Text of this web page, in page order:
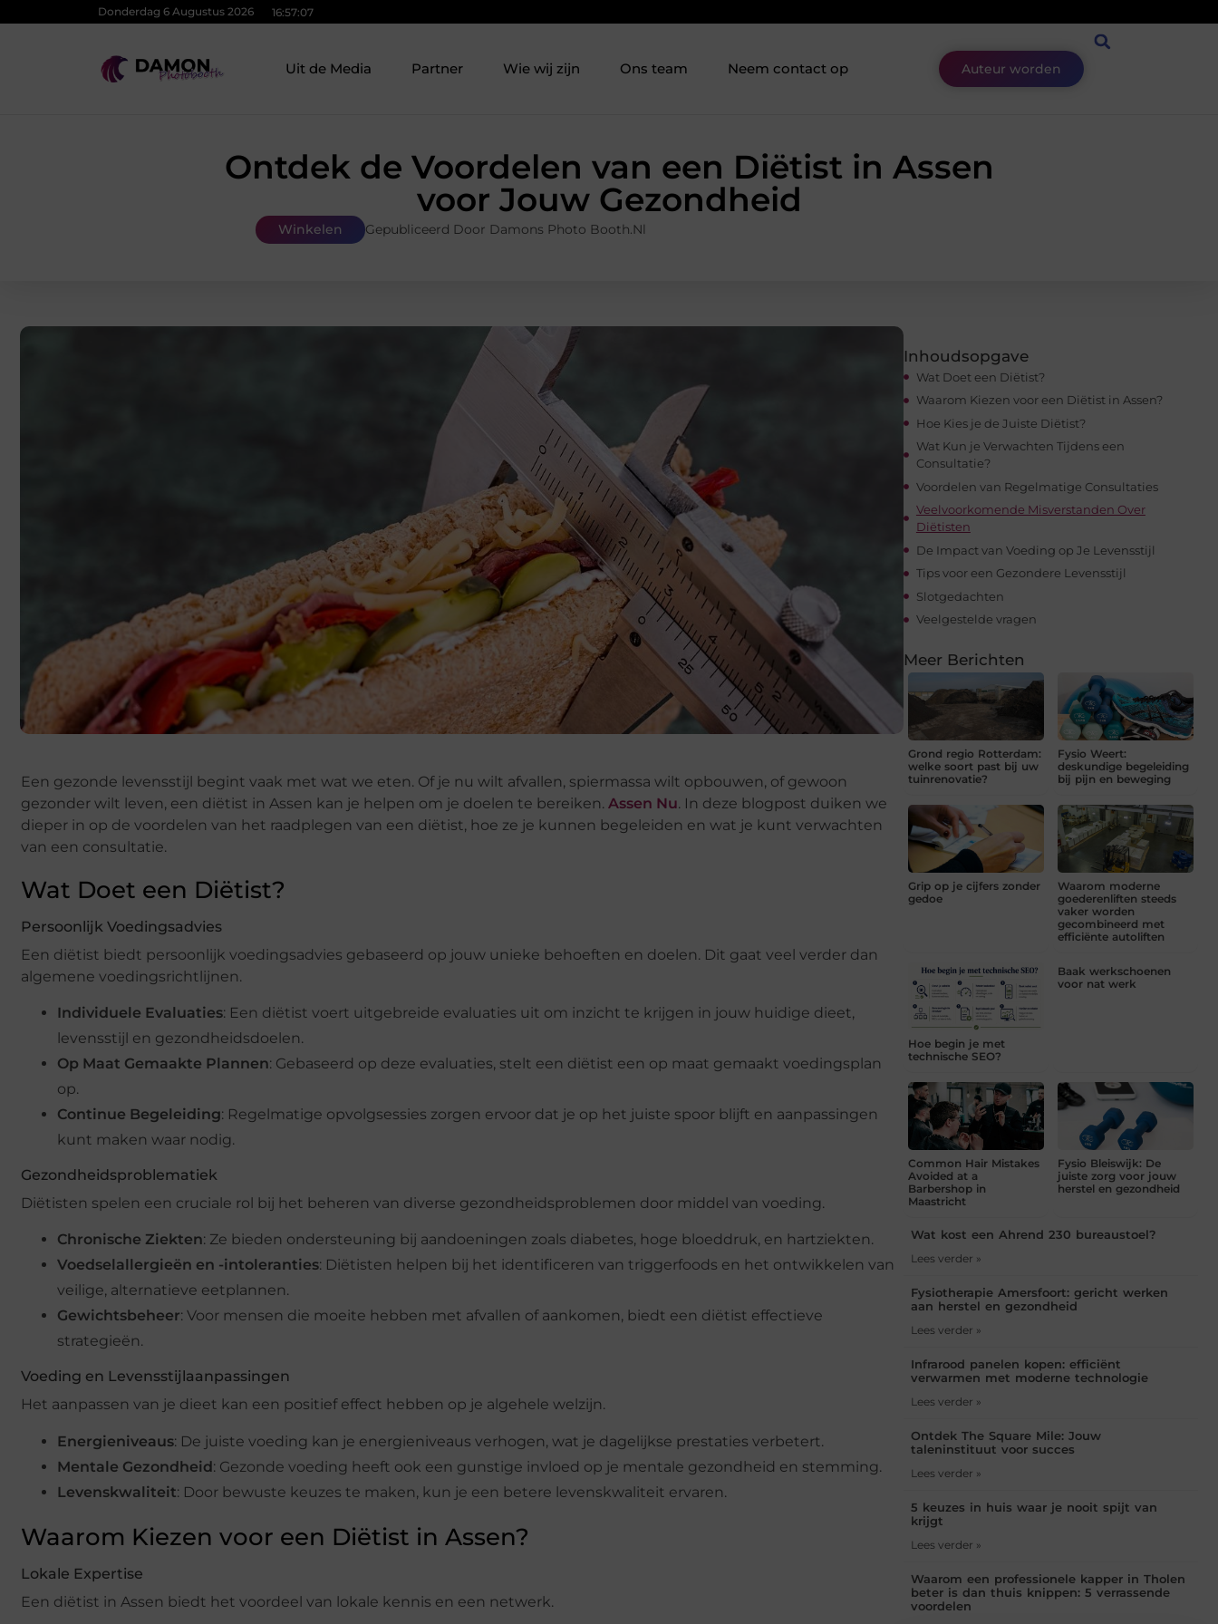
Donderdag 6 Augustus 2026 16:57:08
Uit de Media Partner Wie wij zijn Ons team Neem contact op Auteur worden
Ontdek de Voordelen van een Diëtist in Assen
voor Jouw Gezondheid
Winkelen Gepubliceerd Door Damons Photo Booth.nl
Een gezonde levensstijl begint vaak met wat we eten. Of je nu wilt afvallen, spiermassa wilt opbouwen, of gewoon
gezonder wilt leven, een diëtist in Assen kan je helpen om je doelen te bereiken. Assen Nu. In deze blogpost duiken we
dieper in op de voordelen van het raadplegen van een diëtist, hoe ze je kunnen begeleiden en wat je kunt verwachten
van een consultatie.
Wat Doet een Diëtist?
Persoonlijk Voedingsadvies
Een diëtist biedt persoonlijk voedingsadvies gebaseerd op jouw unieke behoeften en doelen. Dit gaat veel verder dan
algemene voedingsrichtlijnen.
Individuele Evaluaties: Een diëtist voert uitgebreide evaluaties uit om inzicht te krijgen in jouw huidige dieet,
levensstijl en gezondheidsdoelen.
Op Maat Gemaakte Plannen: Gebaseerd op deze evaluaties, stelt een diëtist een op maat gemaakt voedingsplan
op.
Continue Begeleiding: Regelmatige opvolgsessies zorgen ervoor dat je op het juiste spoor blijft en aanpassingen
kunt maken waar nodig.
Gezondheidsproblematiek
Diëtisten spelen een cruciale rol bij het beheren van diverse gezondheidsproblemen door middel van voeding.
Chronische Ziekten: Ze bieden ondersteuning bij aandoeningen zoals diabetes, hoge bloeddruk, en hartziekten.
Voedselallergieën en -intoleranties: Diëtisten helpen bij het identificeren van triggerfoods en het ontwikkelen van
veilige, alternatieve eetplannen.
Gewichtsbeheer: Voor mensen die moeite hebben met afvallen of aankomen, biedt een diëtist effectieve
strategieën.
Voeding en Levensstijlaanpassingen
Het aanpassen van je dieet kan een positief effect hebben op je algehele welzijn.
Energieniveaus: De juiste voeding kan je energieniveaus verhogen, wat je dagelijkse prestaties verbetert.
Mentale Gezondheid: Gezonde voeding heeft ook een gunstige invloed op je mentale gezondheid en stemming.
Levenskwaliteit: Door bewuste keuzes te maken, kun je een betere levenskwaliteit ervaren.
Waarom Kiezen voor een Diëtist in Assen?
Lokale Expertise
Een diëtist in Assen biedt het voordeel van lokale kennis en een netwerk.
Inhoudsopgave
Wat Doet een Diëtist?
Waarom Kiezen voor een Diëtist in Assen?
Hoe Kies je de Juiste Diëtist?
Wat Kun je Verwachten Tijdens een
Consultatie?
Voordelen van Regelmatige Consultaties
Veelvoorkomende Misverstanden Over
Diëtisten
De Impact van Voeding op Je Levensstijl
Tips voor een Gezondere Levensstijl
Slotgedachten
Veelgestelde vragen
Meer Berichten
Grond regio Rotterdam:
welke soort past bij uw
tuinrenovatie?
Fysio Weert:
deskundige begeleiding
bij pijn en beweging
Grip op je cijfers zonder
gedoe
Waarom moderne
goederenliften steeds
vaker worden
gecombineerd met
efficiënte autoliften
Hoe begin je met
technische SEO?
Baak werkschoenen
voor nat werk
Common Hair Mistakes
Avoided at a
Barbershop in
Maastricht
Fysio Bleiswijk: De
juiste zorg voor jouw
herstel en gezondheid
Wat kost een Ahrend 230 bureaustoel?
Lees verder »
Fysiotherapie Amersfoort: gericht werken
aan herstel en gezondheid
Lees verder »
Infrarood panelen kopen: efficiënt
verwarmen met moderne technologie
Lees verder »
Ontdek The Square Mile: Jouw
taleninstituut voor succes
Lees verder »
5 keuzes in huis waar je nooit spijt van
krijgt
Lees verder »
Waarom een professionele kapper in Tholen
beter is dan thuis knippen: 5 verrassende
voordelen